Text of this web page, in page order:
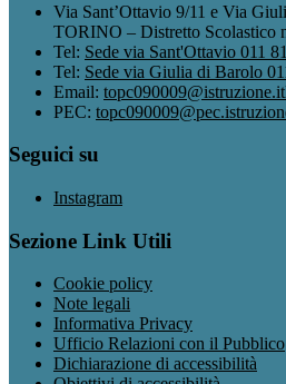
Via Sant’Ottavio 9/11 e Via
TORINO – Distretto Scolastico
Tel: Sede via Sant'Ottavio 011
Tel: Sede via Giulia di Barolo
Email: topc090009@istruzione.it
PEC:
Seguici su
Instagram
Sezione Link Utili
Cookie policy
Note legali
Informativa Privacy
Ufficio Relazioni con il Pubblico
Dichiarazione di accessibilità